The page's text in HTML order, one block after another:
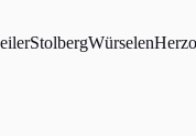
StolbergWürselen